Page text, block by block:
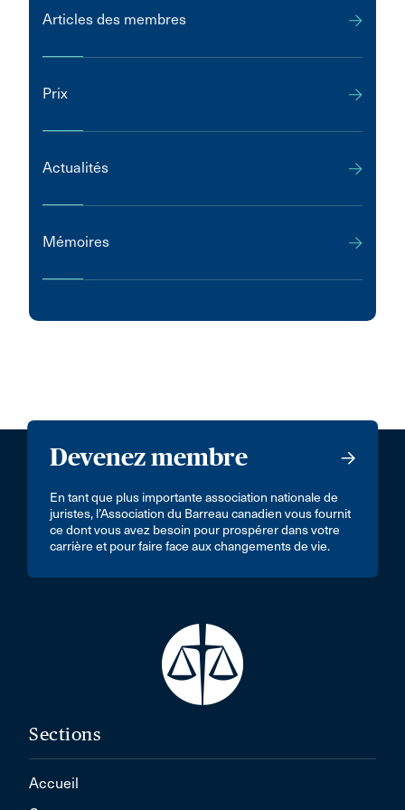
Articles des membres
Prix
Actualités
Mémoires
Devenez membre
En tant que plus importante association nationale de
juristes, l’Association du Barreau canadien vous fournit
ce dont vous avez besoin pour prospérer dans votre
carrière et pour faire face aux changements de vie.
Sections
Accueil